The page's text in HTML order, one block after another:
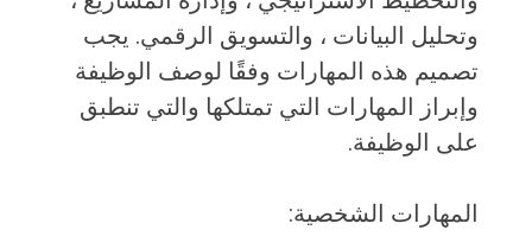
وتحليل البيانات ، والتسويق الرقمي. يجب
تصميم هذه المهارات وفقًا لوصف الوظيفة
وإبراز المهارات التي تمتلكها والتي تنطبق
على الوظيفة.
المهارات الشخصية: